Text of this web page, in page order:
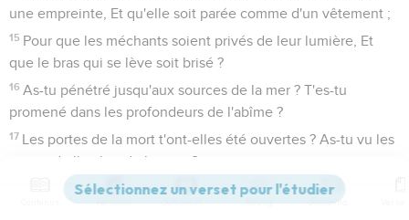
une empreinte, Et qu'elle soit parée comme d'un vêtement ;
15 Pour que les méchants soient privés de leur lumière, Et
que le bras qui se lève soit brisé ?
16 As-tu pénétré jusqu'aux sources de la mer ? T'es-tu
promené dans les profondeurs de l'abîme ?
17 Les portes de la mort t'ont-elles été ouvertes ? As-tu vu les
portes de l'ombre de la mort ?
As-tu embrassé du regard l'étendue de la terre ? Parle, si
Versions Commentaires Strong